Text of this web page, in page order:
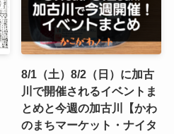
8/1（土）8/2（日）に加古
川で開催されるイベントま
とめと今週の加古川【かわ
のまちマーケット・ナイタ